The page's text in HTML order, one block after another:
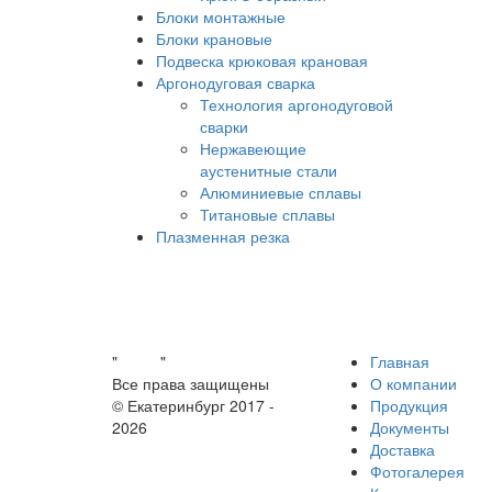
Блоки монтажные
Блоки крановые
Подвеска крюковая крановая
Аргонодуговая сварка
Технология аргонодуговой
сварки
Нержавеющие
аустенитные стали
Алюминиевые сплавы
Титановые сплавы
Плазменная резка
"
"
Все права защищены
© Екатеринбург 2017 -
2026
Главная
О компании
Продукция
Документы
Доставка
Фотогалерея